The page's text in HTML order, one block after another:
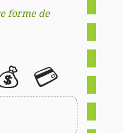
forme de
💳